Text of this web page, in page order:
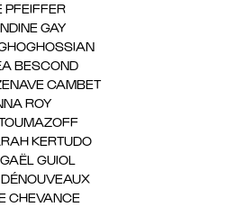
PFEIFFER
GAY
(1)
BESCOND
CAMBET(1)
ROY(1)
(1)
KERTUDO
GUIOL
CHEVANCE(3)